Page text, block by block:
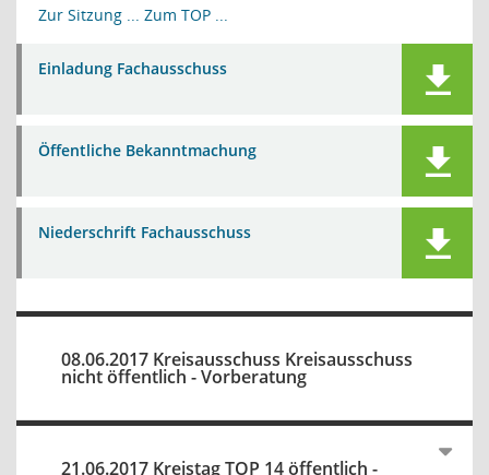
Zur Sitzung ... Zum TOP ...
Einladung Fachausschuss
Öffentliche Bekanntmachung
Niederschrift Fachausschuss
08.06.2017 Kreisausschuss Kreisausschuss
nicht öffentlich - Vorberatung
21.06.2017 Kreistag TOP 14 öffentlich -